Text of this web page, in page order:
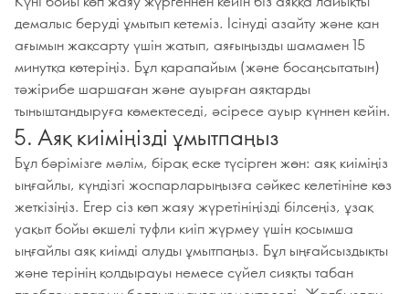
демалыс беруді ұмытып кетеміз. Ісінуді азайту және қан
ағымын жақсарту үшін жатып, аяғыңызды шамамен 15
минутқа көтеріңіз. Бұл қарапайым (және босаңсытатын)
тәжірибе шаршаған және ауырған аяқтарды
тыныштандыруға көмектеседі, әсіресе ауыр күннен кейін.
5. Аяқ киіміңізді ұмытпаңыз
Бұл бәрімізге мәлім, бірақ еске түсірген жөн: аяқ киіміңіз
ыңғайлы, күндізгі жоспарларыңызға сәйкес келетініне көз
жеткізіңіз. Егер сіз көп жаяу жүретініңізді білсеңіз, ұзақ
уақыт бойы өкшелі туфли киіп жүрмеу үшін қосымша
ыңғайлы аяқ киімді алуды ұмытпаңыз. Бұл ыңғайсыздықты
және терінің қолдырауы немесе сүйел сияқты табан